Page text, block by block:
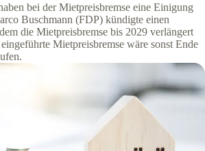
bei der Mietpreisbremse eine Einigung
Buschmann (FDP) kündigte einen
die Mietpreisbremse bis 2029 verlängert
Mietpreisbremse wäre sonst Ende